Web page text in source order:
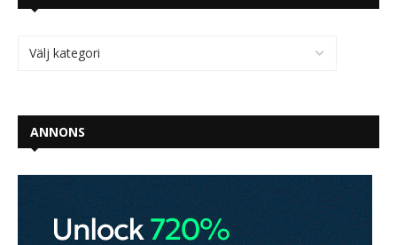
ANNONS